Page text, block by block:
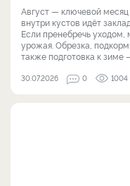
Август — ключевой
внутри кустов идёт
Если пренебречь
урожая. Обрезка,
также подготовка к зиме —
30.07.2026 0 1004